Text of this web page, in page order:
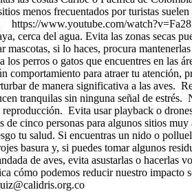
menos frecuentados por turistas
https://www.youtube.com/
del agua. Evita las zonas secas
si lo haces, procura
perros o gatos que encuentres en las
para atraer tu atención,
de manera significativa a las aves.
tranquilas sin ninguna señal de
Evita usar playback o
cinco personas para algunos sitios
tu salud. Si encuentras un nido o
basura y, si puedes tomar algunos
de aves, evita asustarlas o hacerlas
cómo podemos reducir nuestro